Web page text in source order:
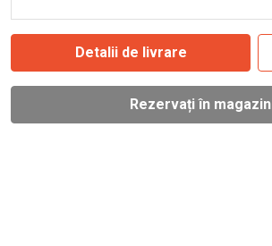
Detalii de livrare
Rezervați în magazin